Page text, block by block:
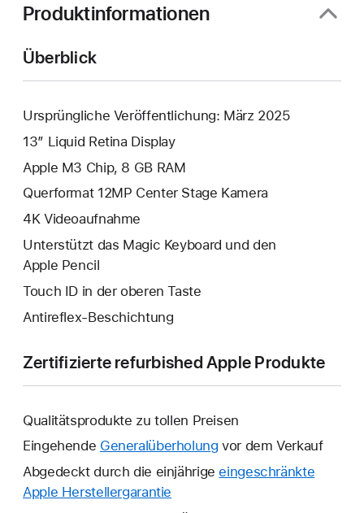
Produktinformationen
Überblick
Ursprüngliche Veröffentlichung: März 2025
13” Liquid Retina Display
Apple M3 Chip, 8 GB RAM
Querformat 12MP Center Stage Kamera
4K Video­aufnahme
Unterstützt das Magic Keyboard und den
Apple Pencil
Touch ID in der oberen Taste
Antireflex-Beschichtung
Zertifizierte refurbished Apple Produkte
Qualitätsprodukte zu tollen Preisen
Eingehende Generalüberholung vor dem Verkauf
Abgedeckt durch die einjährige eingeschränkte
Apple Herstellergarantie